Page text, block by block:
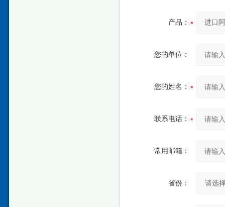
产品：
您的单位：
您的姓名：
联系电话：
常用邮箱：
省份：